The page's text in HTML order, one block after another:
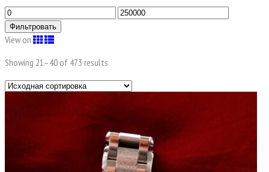
Фильтровать
View on
Showing 21–40 of 473 results